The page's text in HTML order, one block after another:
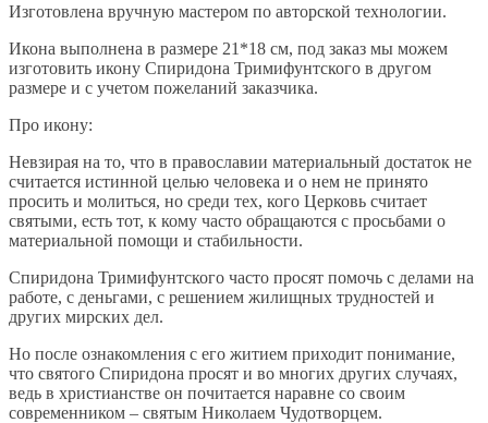
Изготовлена вручную мастером по авторской технологии.
Икона выполнена в размере 21*18 см, под заказ мы можем
изготовить икону Спиридона Тримифунтского в другом
размере и с учетом пожеланий заказчика.
Про икону:
Невзирая на то, что в православии материальный достаток не
считается истинной целью человека и о нем не принято
просить и молиться, но среди тех, кого Церковь считает
святыми, есть тот, к кому часто обращаются с просьбами о
материальной помощи и стабильности.
Спиридона Тримифунтского часто просят помочь с делами на
работе, с деньгами, с решением жилищных трудностей и
других мирских дел.
Но после ознакомления с его житием приходит понимание,
что святого Спиридона просят и во многих других случаях,
ведь в христианстве он почитается наравне со своим
современником – святым Николаем Чудотворцем.